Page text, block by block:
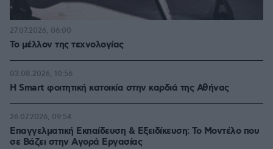
Το μέλλον της τεχνολογίας
27.07.2026, 06:00
Η Smart φοιτητική κατοικία στην καρδιά της Αθήνας
03.08.2026, 10:56
Επαγγελματική Εκπαίδευση & Εξειδίκευση: Το Mοντέλο που
σε Bάζει στην Aγορά Eργασίας
26.07.2026, 09:54